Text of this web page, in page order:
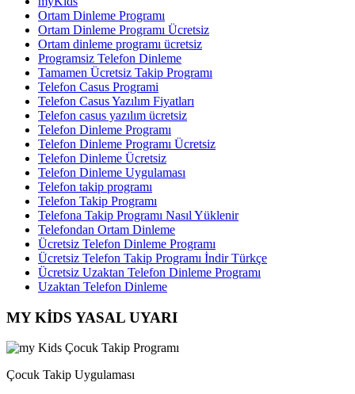
Ortam Dinleme Programı
Ortam Dinleme Programı Ücretsiz
Ortam dinleme programı ücretsiz
Programsiz Telefon Dinleme
Tamamen Ücretsiz Takip Programı
Telefon Casus Programi
Telefon Casus Yazılım Fiyatları
Telefon casus yazılım ücretsiz
Telefon Dinleme Programı
Telefon Dinleme Programı Ücretsiz
Telefon Dinleme Ücretsiz
Telefon Dinleme Uygulaması
Telefon takip programı
Telefon Takip Programı
Telefona Takip Programı Nasıl Yüklenir
Telefondan Ortam Dinleme
Ücretsiz Telefon Dinleme Programı
Ücretsiz Telefon Takip Programı İndir Türkçe
Ücretsiz Uzaktan Telefon Dinleme Programı
Uzaktan Telefon Dinleme
MY KİDS YASAL UYARI
Çocuk Takip Uygulaması